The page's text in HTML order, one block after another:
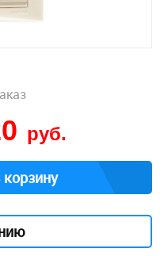
руб.
корзину